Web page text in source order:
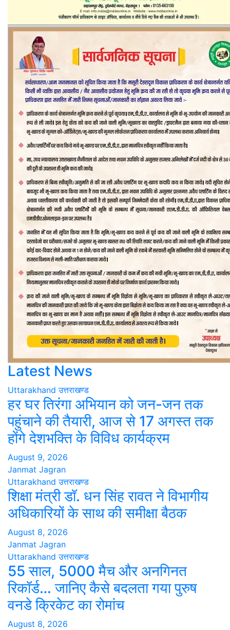
Latest News
Uttarakhand उत्तराखण्ड
हर घर तिरंगा अभियान को जन-जन तक
पहुंचाने की तैयारी, आज से 17 अगस्त तक
होंगे देशभक्ति के विविध कार्यक्रम
August 9, 2026
Janmat Jagran
Uttarakhand उत्तराखण्ड
शिक्षा मंत्री डॉ. धन सिंह रावत ने विभागीय
अधिकारियों के साथ की समीक्षा बैठक
August 8, 2026
Janmat Jagran
Uttarakhand उत्तराखण्ड
55 साल, 5000 मैच और अनगिनत
रिकॉर्ड… जानिए कैसे बदलता गया पुरुष
वनडे क्रिकेट का रोमांच
August 8, 2026